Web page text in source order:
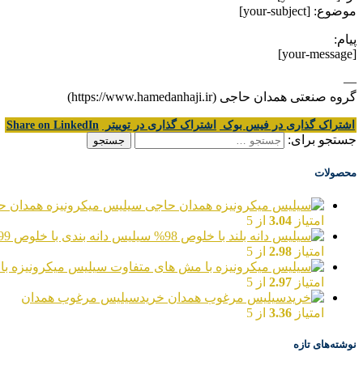
موضوع: [your-subject]
پیام:
[your-message]
—
گروه صنعتی همدان حاجی (https://www.hamedanhaji.ir)
اشتراک گذاری در فیس بوک اشتراک گذاری در توییتر Share on LinkedIn
جستجو برای:
محصولات
سیلیس میکرونیزه همدان
امتیاز 3.04 از 5
سیلیس دانه بندی با خلوص 99%
امتیاز 2.98 از 5
سیلیس میکرونیزه
امتیاز 2.97 از 5
خریدسیلیس مرغوب همدان
امتیاز 3.36 از 5
نوشته‌های تازه